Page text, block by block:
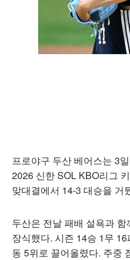
프로야구 두산 베어스는 3
2026 신한 SOL KBO리그
맞대결에서 14-3 대승을 거
두산은 전날 패배 설욕과
장식했다. 시즌 14승 1무
동 5위로 끌어올렸다. 주중